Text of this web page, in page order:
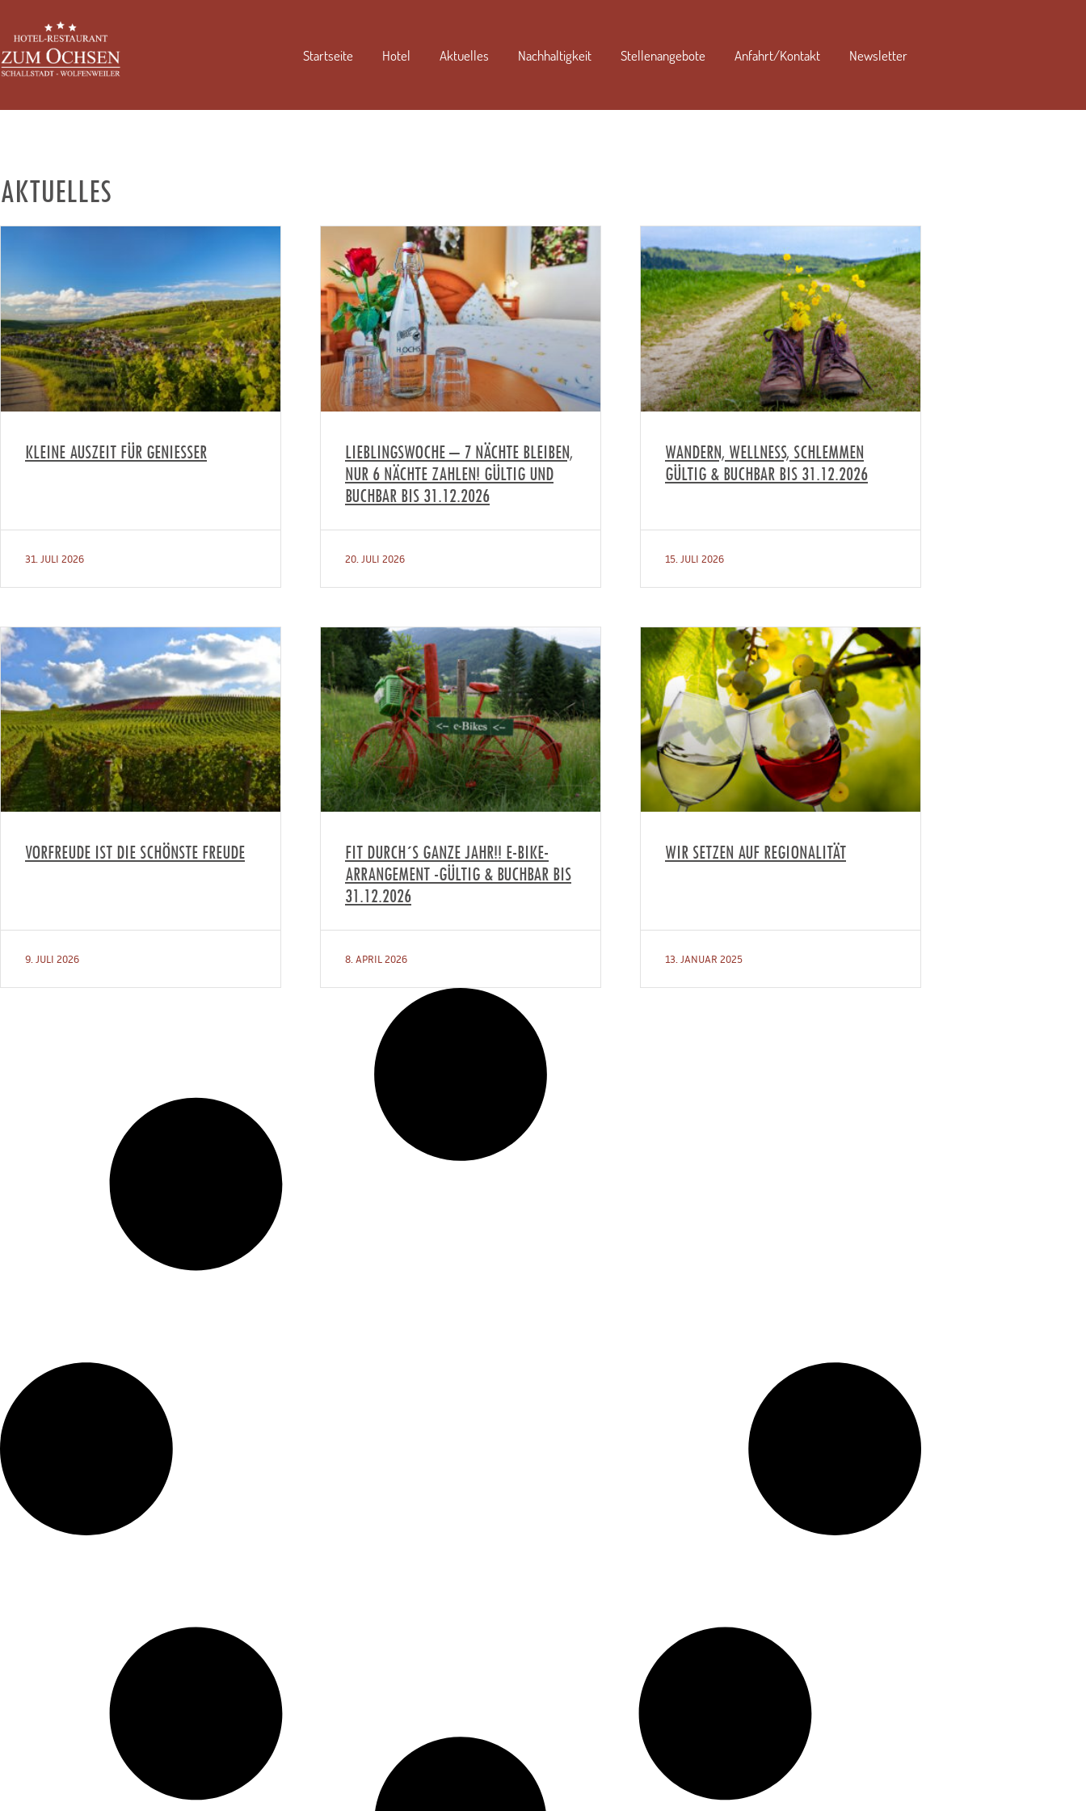
Startseite Hotel Aktuelles Nachhaltigkeit Stellenangebote Anfahrt/Kontakt Newsletter
AKTUELLES
KLEINE AUSZEIT FÜR GENIESSER
31. JULI 2026
LIEBLINGSWOCHE – 7 NÄCHTE BLEIBEN,
NUR 6 NÄCHTE ZAHLEN! GÜLTIG UND
BUCHBAR BIS 31.12.2026
20. JULI 2026
WANDERN, WELLNESS, SCHLEMMEN
GÜLTIG & BUCHBAR BIS 31.12.2026
15. JULI 2026
VORFREUDE IST DIE SCHÖNSTE FREUDE
9. JULI 2026
FIT DURCH´S GANZE JAHR!! E-BIKE-
ARRANGEMENT -GÜLTIG & BUCHBAR BIS
31.12.2026
8. APRIL 2026
WIR SETZEN AUF REGIONALITÄT
13. JANUAR 2025